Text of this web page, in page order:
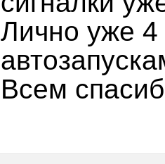
Лично уже 4
Всем